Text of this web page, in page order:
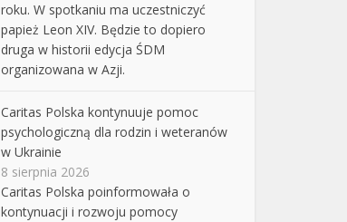
roku. W spotkaniu ma uczestniczyć
papież Leon XIV. Będzie to dopiero
druga w historii edycja ŚDM
organizowana w Azji.
Caritas Polska kontynuuje pomoc
psychologiczną dla rodzin i weteranów
w Ukrainie
8 sierpnia 2026
Caritas Polska poinformowała o
kontynuacji i rozwoju pomocy